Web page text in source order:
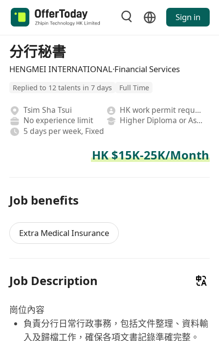
Sign in
分行秘書
HENGMEI INTERNATIONAL·Financial Services
Replied to 12 talents in 7 days Full Time
Tsim Sha Tsui
HK work permit required
No experience limit
Higher Diploma or Associate Degree
5 days per week, Fixed
HK $15K-25K/Month
Job benefits
Extra Medical Insurance
Job Description
崗位內容
負責分行日常行政事務，包括文件整理、資料輸
入及歸檔工作，確保各項文書記錄準確完整。